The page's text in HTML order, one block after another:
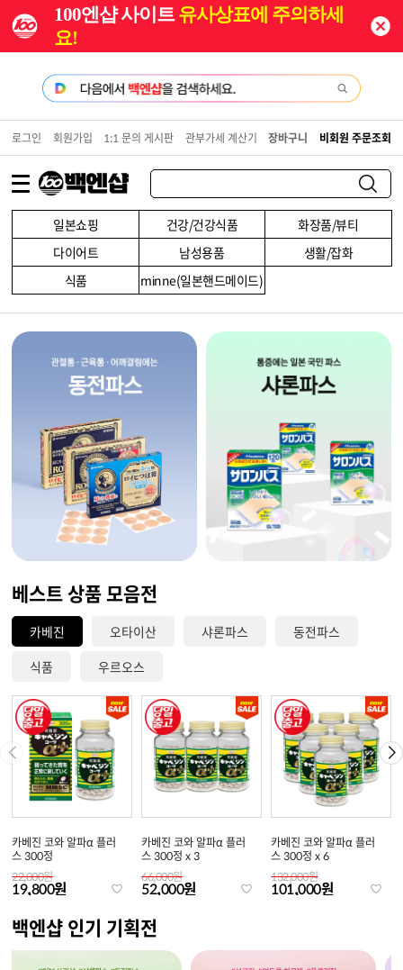
100엔샵 사이트유사상표에 주의하세
요!
일본쇼핑 건강/건강식품
화장품/뷰티
다이어트
남성용품
생활/잡화
식품
minne(일본핸드메이드)
로그인 회원가입 1:1 문의 게시판 관부가세 계산기 장바구니 비회원 주문조회
베스트 상품 모음전
카베진 오타이산 샤론파스
동전파스
식품
우르오스
카베진 코와 알파α 플러
스 300정
22,000원
19,800원
카베진 코와 알파α 플러
스 300정 x 3
66,000원
52,000원
카베진 코와 알파α 플러
스 300정 x 6
132,000원
101,000원
백엔샵 인기 기획전